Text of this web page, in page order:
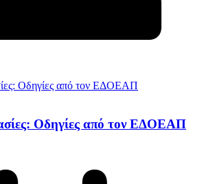
Οδηγίες από τον ΕΔΟΕΑΠ